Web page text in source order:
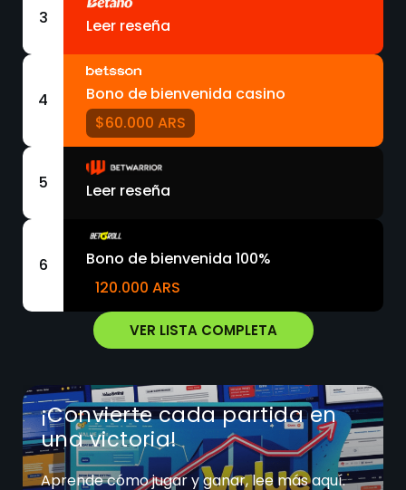
3 Leer reseña
4
Bono de bienvenida casino
$60.000 ARS
5 Leer reseña
6
Bono de bienvenida 100%
120.000 ARS
VER LISTA COMPLETA
¡Convierte cada partida en
una victoria!
Aprende cómo jugar y ganar, lee más aquí.